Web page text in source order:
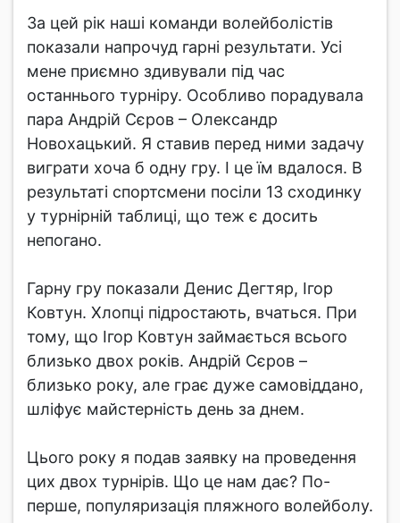
За цей рік наші команди волейболістів
показали напрочуд гарні результати. Усі
мене приємно здивували під час
останнього турніру. Особливо порадувала
пара Андрій Сєров – Олександр
Новохацький. Я ставив перед ними задачу
виграти хоча б одну гру. І це їм вдалося. В
результаті спортсмени посіли 13 сходинку
у турнірній таблиці, що теж є досить
непогано.
Гарну гру показали Денис Дегтяр, Ігор
Ковтун. Хлопці підростають, вчаться. При
тому, що Ігор Ковтун займається всього
близько двох років. Андрій Сєров –
близько року, але грає дуже самовіддано,
шліфує майстерність день за днем.
Цього року я подав заявку на проведення
цих двох турнірів. Що це нам дає? По-
перше, популяризація пляжного волейболу.